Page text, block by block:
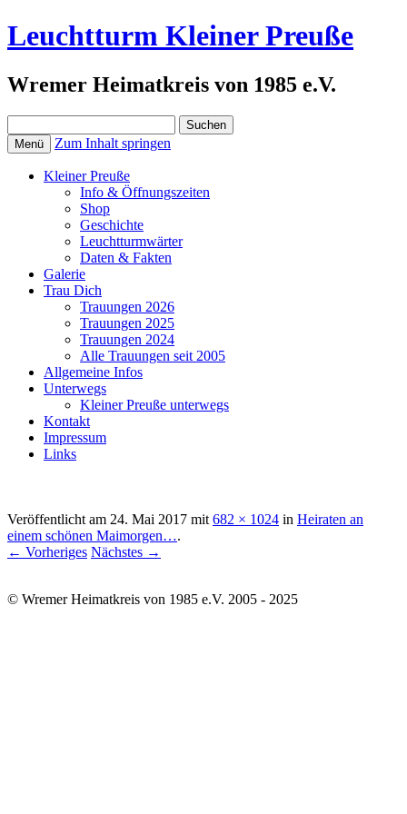
Leuchtturm Kleiner Preuße
Wremer Heimatkreis von 1985 e.V.
nach:
Menü Zum Inhalt springen
Kleiner Preuße
Info & Öffnungszeiten
Shop
Geschichte
Leuchtturmwärter
Daten & Fakten
Galerie
Trau Dich
Trauungen 2026
Trauungen 2025
Trauungen 2024
Alle Trauungen seit 2005
Allgemeine Infos
Unterwegs
Kleiner Preuße unterwegs
Kontakt
Impressum
Links
Veröffentlicht am 24. Mai 2017 mit 682 × 1024 in Heiraten an
einem schönen Maimorgen….
← Vorheriges Nächstes →
© Wremer Heimatkreis von 1985 e.V. 2005 - 2025